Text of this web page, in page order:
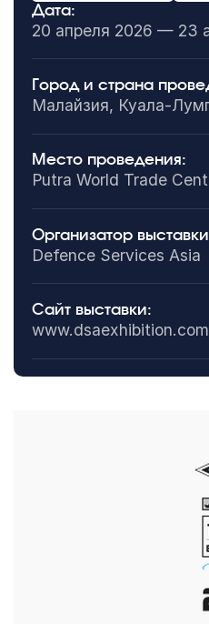
Дата:
20 апреля 2026 — 23
Город и страна
Малайзия, Куала-
Место проведения:
Putra World Trade
Организатор
Defence Services Asia
Сайт выставки: